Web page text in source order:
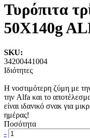
Τυρόπιτα
50X140g
SKU:
34200441004
Ιδιότητες
Η νοστιμότερη ζύμη με
την Alfa και το
είναι ιδανικό σνακ για
ημέρας!
Ποσότητα
-